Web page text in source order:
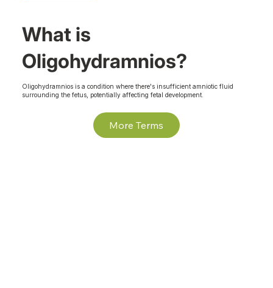
What is
Oligohydramnios?
Oligohydramnios is a condition where there's insufficient amniotic fluid
surrounding the fetus, potentially affecting fetal development.
More Terms